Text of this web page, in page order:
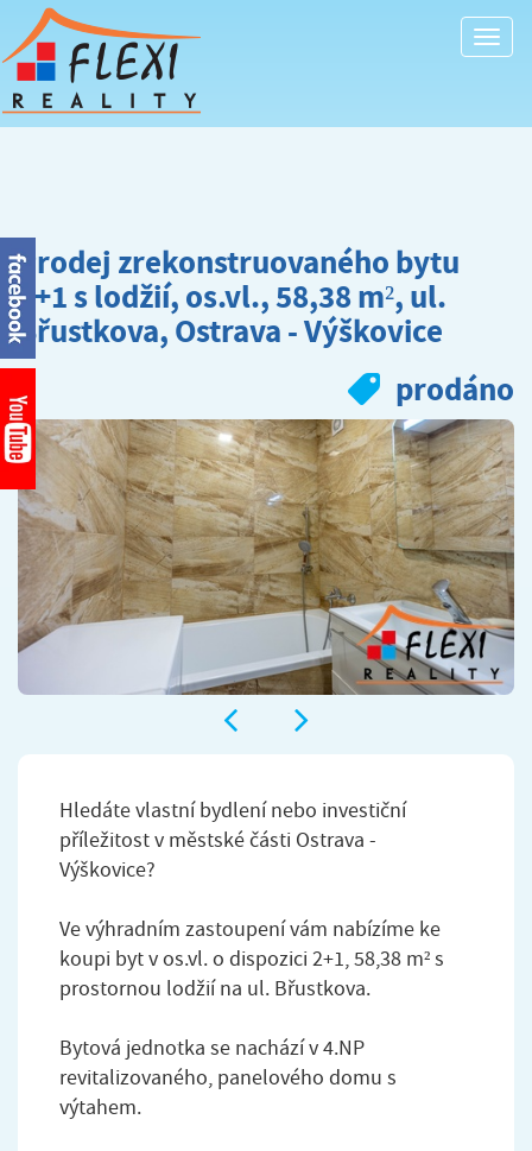
Prodej zrekonstruovaného bytu
2+1 s lodžií, os.vl., 58,38 m², ul.
Břustkova, Ostrava - Výškovice
prodáno
Hledáte vlastní bydlení nebo investiční
příležitost v městské části Ostrava -
Výškovice?
Ve výhradním zastoupení vám nabízíme ke
koupi byt v os.vl. o dispozici 2+1, 58,38 m² s
prostornou lodžií na ul. Břustkova.
Bytová jednotka se nachází v 4.NP
revitalizovaného, panelového domu s
výtahem.